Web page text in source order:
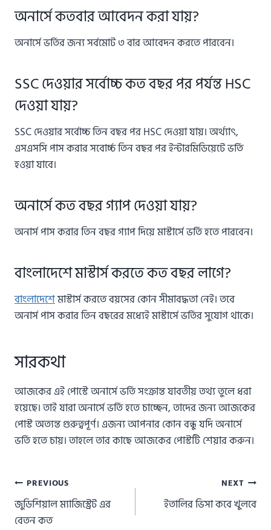
অনার্সে কতবার আবেদন করা যায়?
অনার্সে ভর্তির জন্য সর্বমোট ৩ বার আবেদন করতে পারবেন।
SSC দেওয়ার সর্বোচ্চ কত বছর পর পর্যন্ত HSC
দেওয়া যায়?
SSC দেওয়ার সর্বোচ্চ তিন বছর পর HSC দেওয়া যায়। অর্থ্যাৎ,
এসএসসি পাস করার সবোর্চ্চ তিন বছর পর ইন্টারমিডিয়েটে ভর্তি
হওয়া যাবে।
অনার্সে কত বছর গ্যাপ দেওয়া যায়?
অনার্স পাস করার তিন বছর গ্যাপ দিয়ে মাস্টার্সে ভর্তি হতে পারবেন।
বাংলাদেশে মাস্টার্স করতে কত বছর লাগে?
বাংলাদেশেমাস্টার্স করতে বয়সের কোন সীমাবদ্ধতা নেই। তবে
অনার্স পাস করার তিন বছরের মধ্যেই মাস্টার্সে ভর্তির সুযোগ থাকে।
সারকথা
আজকের এই পোস্টে অনার্সে ভর্তি সংক্রান্ত যাবতীয় তথ্য তুলে ধরা
হয়েছে। তাই যারা অনার্সে ভর্তি হতে চাচ্ছেন, তাদের জন্য আজকের
পোস্ট অত্যন্ত গুরুত্বপূর্ণ। এজন্য আপনার কোন বন্ধু যদি অনার্সে
ভর্তি হতে চায়। তাহলে তার কাছে আজকের পোস্টটি শেয়ার করুন।
Post
navigation
PREVIOUS
জুডিশিয়াল ম্যাজিস্ট্রেট এর
বেতন কত
NEXT
ইতালির ভিসা কবে খুলবে